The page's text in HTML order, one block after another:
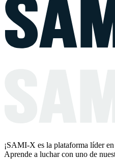
¡SAMI-X es la plataforma líder
Aprende a luchar con uno de